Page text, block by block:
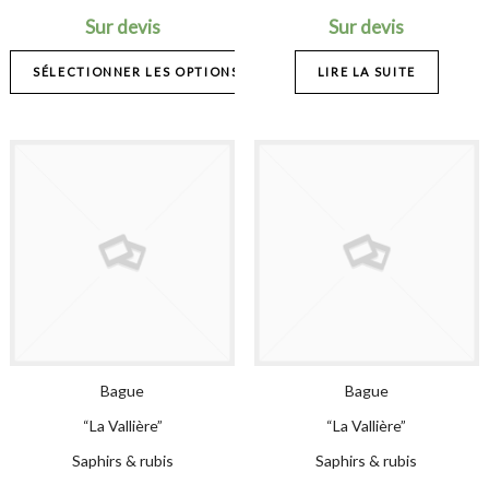
Sur devis
SÉLECTIONNER LES OPTIONS
Sur devis
LIRE LA SUITE
Bague
“La Vallière”
Saphirs & rubis
Bague
“La Vallière”
Saphirs & rubis